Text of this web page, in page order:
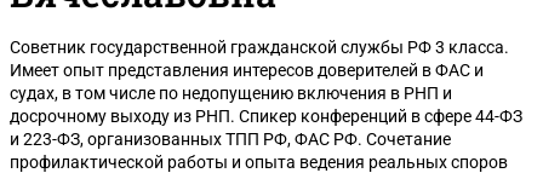
Советник государственной гражданской службы РФ 3 класса.
Имеет опыт представления интересов доверителей в ФАС и
судах, в том числе по недопущению включения в РНП и
досрочному выходу из РНП. Спикер конференций в сфере 44-ФЗ
и 223-ФЗ, организованных ТПП РФ, ФАС РФ. Сочетание
профилактической работы и опыта ведения реальных споров